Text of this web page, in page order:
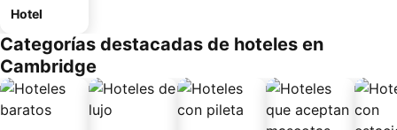
Hotel
Categorías destacadas de hoteles en
Cambridge